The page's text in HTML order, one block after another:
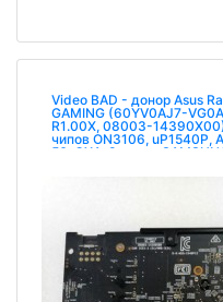
Video BAD - донор Asus
GAMING (60YV0AJ7-
R1.00X, 08003-
чипов ON3106, uP1540P,
56-CXA, 8 чипов